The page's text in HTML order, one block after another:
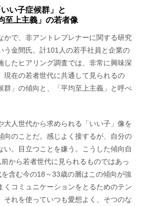
いい子症候群」と
至上主義」の若者像
かで、非アントレプレナーに関する研究
う金間氏。計101人の若手社員と企業の
したヒアリング調査では、非常に興味深
現在の若者世代に共通して見られるの
群」の傾向と、「平均至上主義」と呼べ
大人世代から求められる「いい子」像を
向のことだ。感じよく接するが、自分の
い。目立つことを嫌う。こうした傾向自
から若者世代に見られるものではあっ
含む今の18～33歳の層はこの傾向が強
くコミュニケーションをとるためのテン
それを使っていつも愛想よく、そつのな